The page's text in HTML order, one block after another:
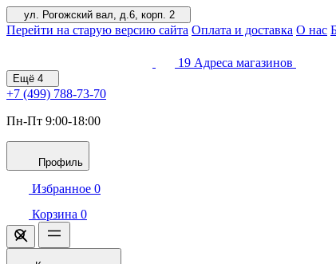
ул. Рогожский вал, д.6, корп. 2
Перейти на старую версию сайта Оплата и доставка О нас
19 Адреса магазинов
Ещё 4
+7 (499) 788-73-70
Пн-Пт 9:00-18:00
Профиль
Избранное 0
Корзина 0